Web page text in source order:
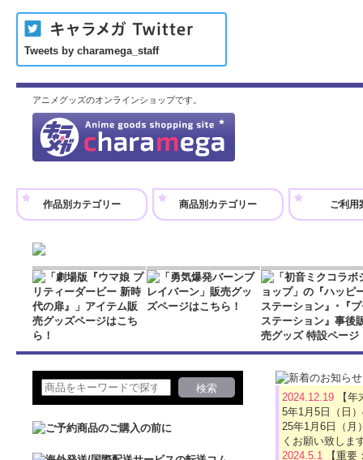
Tweets by charamega_staff
アニメグッズのオンラインショップです。
作品別カテゴリー 商品別カテゴリー ご利用
2024.12.19
【
5年1月5日（日
25年1月6日（月
くお願い致しま
2024.5.1
【重